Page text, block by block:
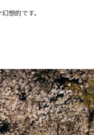
想的です。